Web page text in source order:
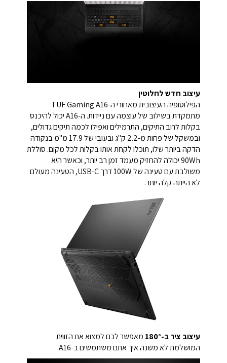
עיצוב חדש לחלוטין
הפילוסופיה העיצובית מאחורי ה-TUF Gaming A16
מתמקדת בשילוב של עוצמה עם ניידות. ה-A16 יכול להיכנס
בקלות לרוב התיקים, התרמילים ואפילו לכמה תיקים גדולים,
ובמשקל של פחות מ-2.2 ק"ג ובעובי של 17.9 מ"מ בנקודה
הדקה ביותר שלו, תוכלו לקחת אותו בקלות לכל מקום. סוללת
90Wh יכולה להחזיק מעמד זמן רב יותר, וכאשר היא
משולבת עם טעינה של 100W דרך USB-C, הטעינה מעולם
לא הייתה קלה יותר.
עיצוב ציר ב-180°
מאפשר לכם למצוא את הזווית
המושלמת לא משנה איך אתם משתמשים ב-A16.